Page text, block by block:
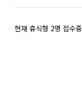
현재 휴식형 2명 접수중